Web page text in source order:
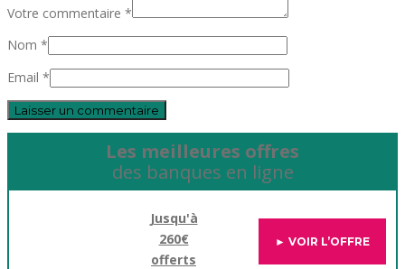
Votre commentaire *
Nom *
Email *
Les meilleures offres
des banques en ligne
Jusqu'à
260€
offerts
► VOIR L’OFFRE